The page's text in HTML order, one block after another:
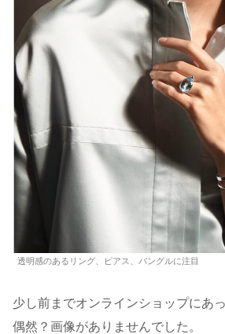
透明感のあるリング、ピアス、バングルに注目
少し前までオンラインショップにあ
偶然？画像がありませんでした。